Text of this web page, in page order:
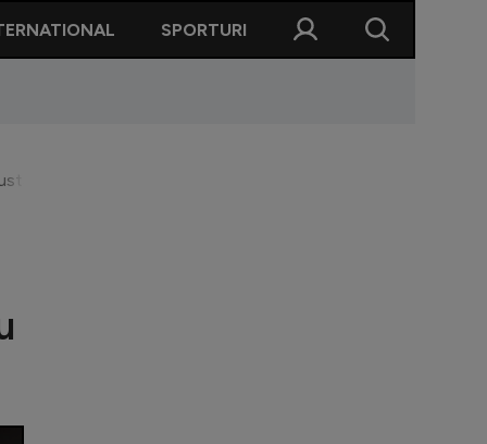
SPORTURI
Noi transferuri anunțate de conducere. Ce se